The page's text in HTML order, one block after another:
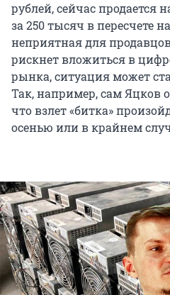
рублей, сейчас продается
за 250 тысяч в пересчете
неприятная для
рискнет вложиться в
рынка, ситуация может
Так, например, сам Яцков
что взлет «битка»
осенью или в крайнем